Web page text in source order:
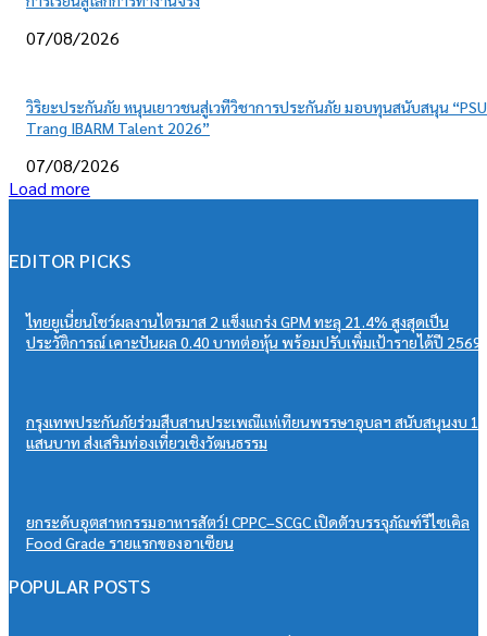
07/08/2026
วิริยะประกันภัย หนุนเยาวชนสู่เวทีวิชาการประกันภัย มอบทุนสนับสนุน “PSU
Trang IBARM Talent 2026”
07/08/2026
Load more
EDITOR PICKS
ไทยยูเนี่ยนโชว์ผลงานไตรมาส 2 แข็งแกร่ง GPM ทะลุ 21.4% สูงสุดเป็น
ประวัติการณ์ เคาะปันผล 0.40 บาทต่อหุ้น พร้อมปรับเพิ่มเป้ารายได้ปี 2569
กรุงเทพประกันภัยร่วมสืบสานประเพณีแห่เทียนพรรษาอุบลฯ สนับสนุนงบ 1
แสนบาท ส่งเสริมท่องเที่ยวเชิงวัฒนธรรม
ยกระดับอุตสาหกรรมอาหารสัตว์! CPPC–SCGC เปิดตัวบรรจุภัณฑ์รีไซเคิล
Food Grade รายแรกของอาเซียน
POPULAR POSTS